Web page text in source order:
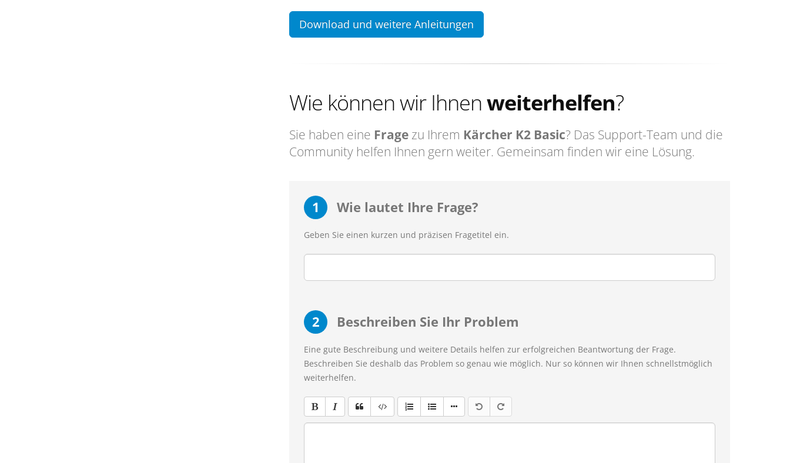
Download und weitere Anleitungen
Wie können wir Ihnenweiterhelfen?
Sie haben eine Frage zu Ihrem Kärcher K2 Basic? Das Support-Team und die
Community helfen Ihnen gern weiter. Gemeinsam finden wir eine Lösung.
1 Wie lautet Ihre Frage?
Geben Sie einen kurzen und präzisen Fragetitel ein.
2 Beschreiben Sie Ihr Problem
Eine gute Beschreibung und weitere Details helfen zur erfolgreichen Beantwortung der Frage.
Beschreiben Sie deshalb das Problem so genau wie möglich. Nur so können wir Ihnen schnellstmöglich
weiterhelfen.